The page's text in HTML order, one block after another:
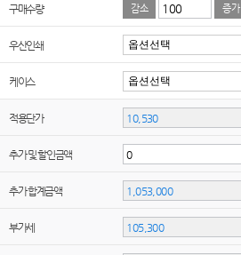
구매수량 감소 증가
우산인쇄
케이스
적용단가
추가 및 할인금액
추가 합계금액
부가세